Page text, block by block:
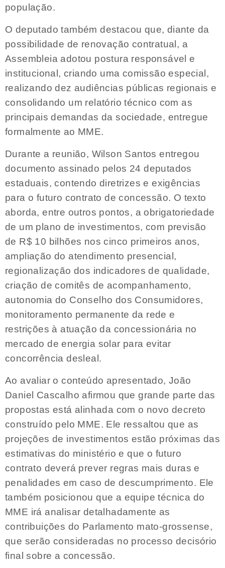
população.
O deputado também destacou que, diante da
possibilidade de renovação contratual, a
Assembleia adotou postura responsável e
institucional, criando uma comissão especial,
realizando dez audiências públicas regionais e
consolidando um relatório técnico com as
principais demandas da sociedade, entregue
formalmente ao MME.
Durante a reunião, Wilson Santos entregou
documento assinado pelos 24 deputados
estaduais, contendo diretrizes e exigências
para o futuro contrato de concessão. O texto
aborda, entre outros pontos, a obrigatoriedade
de um plano de investimentos, com previsão
de R$ 10 bilhões nos cinco primeiros anos,
ampliação do atendimento presencial,
regionalização dos indicadores de qualidade,
criação de comitês de acompanhamento,
autonomia do Conselho dos Consumidores,
monitoramento permanente da rede e
restrições à atuação da concessionária no
mercado de energia solar para evitar
concorrência desleal.
Ao avaliar o conteúdo apresentado, João
Daniel Cascalho afirmou que grande parte das
propostas está alinhada com o novo decreto
construído pelo MME. Ele ressaltou que as
projeções de investimentos estão próximas das
estimativas do ministério e que o futuro
contrato deverá prever regras mais duras e
penalidades em caso de descumprimento. Ele
também posicionou que a equipe técnica do
MME irá analisar detalhadamente as
contribuições do Parlamento mato-grossense,
que serão consideradas no processo decisório
final sobre a concessão.